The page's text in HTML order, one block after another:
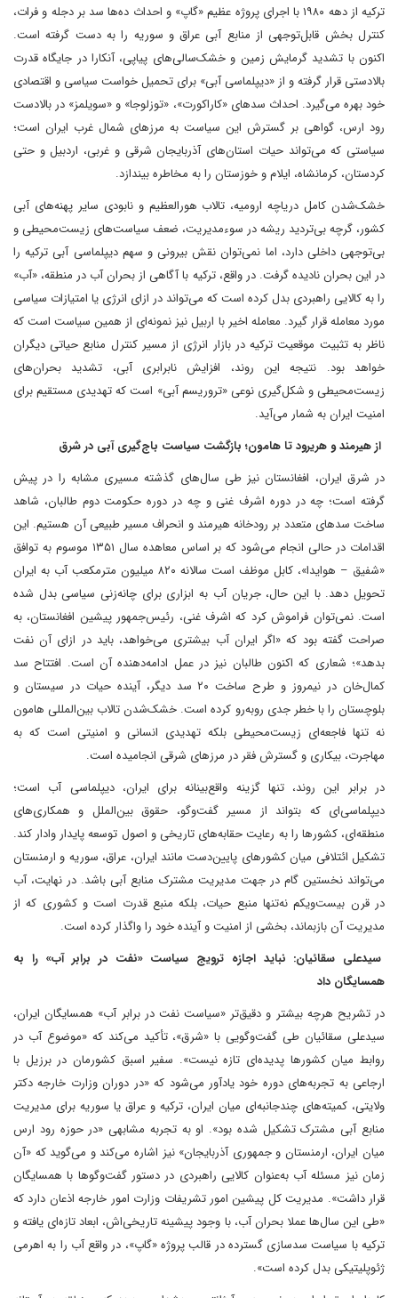
ترکیه از دهه ۱۹۸۰ با اجرای پروژه عظیم «گاپ» و احداث ده‌ها سد بر دجله و فرات،
کنترل بخش قابل‌توجهی از منابع آبی عراق و سوریه را به دست گرفته است.
اکنون با تشدید گرمایش زمین و خشک‌سالی‌های پیاپی، آنکارا در جایگاه قدرت
بالادستی قرار گرفته و از «دیپلماسی آبی» برای تحمیل خواست سیاسی و اقتصادی
خود بهره می‌گیرد. احداث سدهای «کاراکورت»، «توزلوجا» و «سویلمز» در بالادست
رود ارس، گواهی بر گسترش این سیاست به مرزهای شمال‌ غرب ایران است؛
سیاستی که می‌تواند حیات استان‌های آذربایجان شرقی و غربی، اردبیل و حتی
کردستان، کرمانشاه، ایلام و خوزستان را به مخاطره بیندازد.
خشک‌شدن کامل دریاچه ارومیه، تالاب هورالعظیم و نابودی سایر پهنه‌های آبی
کشور، گرچه بی‌تردید ریشه در سوء‌مدیریت، ضعف سیاست‌های زیست‌محیطی و
بی‌توجهی داخلی دارد، اما نمی‌توان نقش بیرونی و سهم دیپلماسی آبی ترکیه را
در این بحران نادیده گرفت. در واقع، ترکیه با آگاهی از بحران آب در منطقه، «آب»
را به کالایی راهبردی بدل کرده است که می‌تواند در ازای انرژی یا امتیازات سیاسی
مورد معامله قرار گیرد. معامله اخیر با اربیل نیز نمونه‌ای از همین سیاست است که
ناظر به تثبیت موقعیت ترکیه در بازار انرژی از مسیر کنترل منابع حیاتی دیگران
خواهد بود. نتیجه این روند، افزایش نابرابری آبی، تشدید بحران‌های
زیست‌محیطی و شکل‌گیری نوعی «تروریسم آبی» است که تهدیدی مستقیم برای
امنیت ایران به شمار می‌آید.
از هیرمند و هریرود تا هامون؛ بازگشت سیاست باج‌گیری آبی در شرق
در شرق ایران، افغانستان نیز طی سال‌های گذشته مسیری مشابه را در پیش
گرفته است؛ چه در دوره اشرف غنی و چه در دوره حکومت دوم طالبان، شاهد
ساخت سدهای متعدد بر رودخانه هیرمند و انحراف مسیر طبیعی آن هستیم. این
اقدامات در حالی انجام می‌شود که بر اساس معاهده سال ۱۳۵۱ موسوم به توافق
«شفیق – هوایدا»، کابل موظف است سالانه ۸۲۰ میلیون مترمکعب آب به ایران
تحویل دهد. با این حال، جریان آب به ابزاری برای چانه‌زنی سیاسی بدل شده
است. نمی‌توان فراموش کرد که اشرف غنی، رئیس‌جمهور پیشین افغانستان، به
صراحت گفته بود که «اگر ایران آب بیشتری می‌خواهد، باید در ازای آن نفت
بدهد»؛ شعاری که اکنون طالبان نیز در عمل ادامه‌دهنده آن است. افتتاح سد
کمال‌خان در نیمروز و طرح ساخت ۲۰ سد دیگر، آینده حیات در سیستان و
بلوچستان را با خطر جدی روبه‌رو کرده است. خشک‌شدن تالاب بین‌المللی هامون
نه تنها فاجعه‌ای زیست‌محیطی بلکه تهدیدی انسانی و امنیتی است که به
مهاجرت، بیکاری و گسترش فقر در مرزهای شرقی انجامیده است.
در برابر این روند، تنها گزینه واقع‌بینانه برای ایران، دیپلماسی آب است؛
دیپلماسی‌ای که بتواند از مسیر گفت‌وگو، حقوق بین‌الملل و همکاری‌های
منطقه‌ای، کشورها را به رعایت حقابه‌های تاریخی و اصول توسعه پایدار وادار کند.
تشکیل ائتلافی میان کشورهای پایین‌دست مانند ایران، عراق، سوریه و ارمنستان
می‌تواند نخستین گام در جهت مدیریت مشترک منابع آبی باشد. در نهایت، آب
در قرن بیست‌ویکم نه‌تنها منبع حیات، بلکه منبع قدرت است و کشوری که از
مدیریت آن بازبماند، بخشی از امنیت و آینده خود را واگذار کرده است.
سیدعلی سقائیان: نباید اجازه ترویج سیاست «نفت در برابر آب» را به
همسایگان داد
در تشریح هرچه بیشتر و دقیق‌تر «سیاست نفت در برابر آب» همسایگان ایران،
سیدعلی سقائیان طی گفت‌وگویی با «شرق»، تأکید می‌کند که «موضوع آب در
روابط میان کشورها پدیده‌ای تازه نیست». سفیر اسبق کشورمان در برزیل با
ارجاعی به تجربه‌های دوره خود یادآور می‌شود که «در دوران وزارت خارجه دکتر
ولایتی، کمیته‌های چندجانبه‌ای میان ایران، ترکیه و عراق یا سوریه برای مدیریت
منابع آبی مشترک تشکیل شده بود». او به تجربه مشابهی «در حوزه رود ارس
میان ایران، ارمنستان و جمهوری آذربایجان» نیز اشاره می‌کند و می‌گوید که «آن
زمان نیز مسئله آب به‌عنوان کالایی راهبردی در دستور گفت‌وگوها با همسایگان
قرار داشت». مدیریت‌ کل پیشین امور تشریفات وزارت امور خارجه اذعان دارد که
«طی این سال‌ها عملا بحران آب، با وجود پیشینه تاریخی‌اش، ابعاد تازه‌ای یافته و
ترکیه با سیاست سدسازی گسترده در قالب پروژه «گاپ»، در واقع آب را به اهرمی
ژئوپلیتیکی بدل کرده است».